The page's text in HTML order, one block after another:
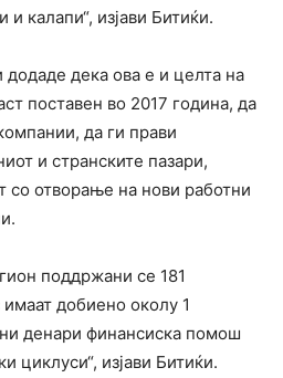
калапи“, изјави Битиќи.
дека ова е и целта на
поставен во 2017 година, да
да ги прави
и странските пазари,
со отворање на нови работни
поддржани се 181
добиено околу 1
денари финансиска помош
циклуси“, изјави Битиќи.